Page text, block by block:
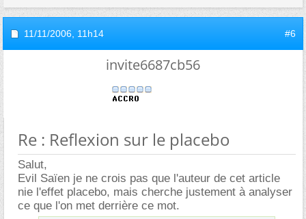
11/11/2006, 11h14 #6
invite6687cb56
Re : Reflexion sur le placebo
Salut,
Evil Saïen je ne crois pas que l'auteur de cet article
nie l'effet placebo, mais cherche justement à analyser
ce que l'on met derrière ce mot.